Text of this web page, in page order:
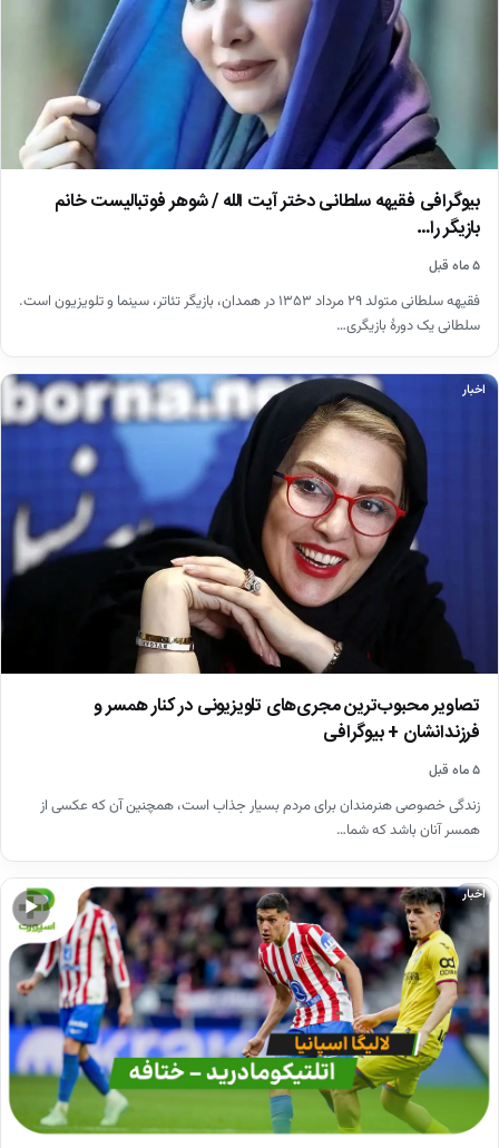
بیوگرافی فقیهه سلطانی دختر آیت الله / شوهر فوتبالیست خانم
بازیگر را…
۵ ماه قبل
فقیهه سلطانی متولد ۲۹ مرداد ۱۳۵۳ در همدان، بازیگر تئاتر، سینما و تلویزیون است.
سلطانی یک دورهٔ بازیگری…
اخبار
تصاویر محبوب‌ترین مجری‌های تلویزیونی در کنار همسر و
فرزندانشان + بیوگرافی
۵ ماه قبل
زندگی خصوصی هنرمندان برای مردم بسیار جذاب است، همچنین آن که عکسی از
همسر آنان باشد که شما…
▶
اخبار